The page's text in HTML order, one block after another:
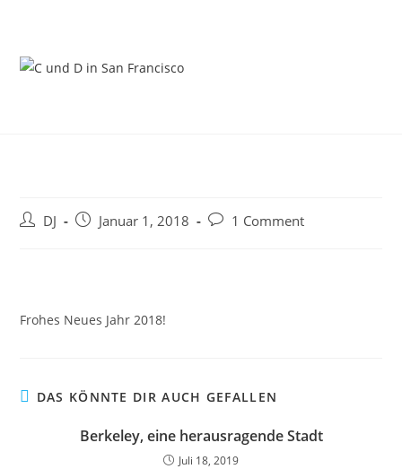
springen
Beitrags-
DJ
BeitragJanuar 1, 2018
Beitrags-
1 Comment
Frohes Neues Jahr 2018!
DAS KÖNNTE DIR AUCH GEFALLEN
Berkeley, eine herausragende Stadt
Juli 18, 2019